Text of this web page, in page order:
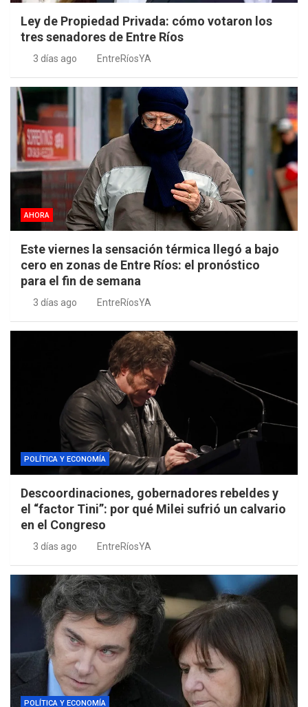
Ley de Propiedad Privada: cómo votaron los
tres senadores de Entre Ríos
3 días ago EntreRíosYA
AHORA
Este viernes la sensación térmica llegó a bajo
cero en zonas de Entre Ríos: el pronóstico
para el fin de semana
3 días ago EntreRíosYA
POLÍTICA Y ECONOMÍA
Descoordinaciones, gobernadores rebeldes y
el “factor Tini”: por qué Milei sufrió un calvario
en el Congreso
3 días ago EntreRíosYA
POLÍTICA Y ECONOMÍA